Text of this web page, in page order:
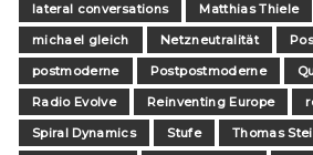
lateral conversations
Matthias Thiele
michael gleich
Netzneutralität
postmoderne
Postpostmoderne
Radio Evolve
Reinventing Europe
Spiral Dynamics
Stufe
Thomas